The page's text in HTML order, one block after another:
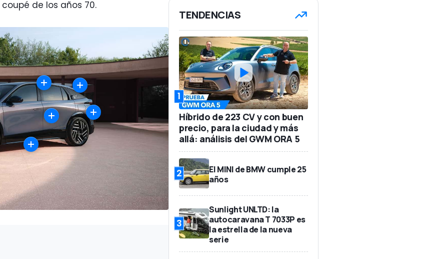
de los años 70.
TENDENCIAS
1
Híbrido de 223 CV y con buen
precio, para la ciudad y más
allá: análisis del GWM ORA 5
2
El MINI de BMW cumple 25
años
3
Sunlight UNLTD: la
autocaravana T 7033P es
la estrella de la nueva
serie